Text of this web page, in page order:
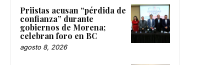
Priistas acusan “pérdida de
confianza” durante
gobiernos de Morena;
celebran foro en BC
agosto 8, 2026